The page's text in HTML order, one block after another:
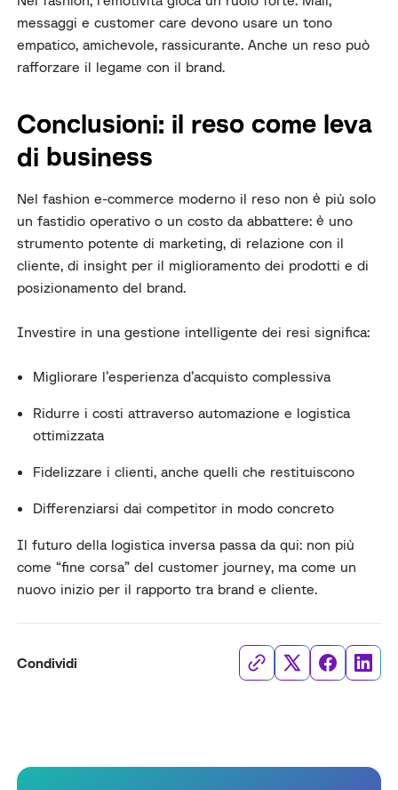
messaggi e customer care devono usare un tono
empatico, amichevole, rassicurante. Anche un reso può
rafforzare il legame con il brand.
Conclusioni: il reso come leva
di business
Nel fashion e-commerce moderno il reso non è più solo
un fastidio operativo o un costo da abbattere: è uno
strumento potente di marketing, di relazione con il
cliente, di insight per il miglioramento dei prodotti e di
posizionamento del brand.
Investire in una gestione intelligente dei resi significa:
Migliorare l’esperienza d’acquisto complessiva
Ridurre i costi attraverso automazione e logistica
ottimizzata
Fidelizzare i clienti, anche quelli che restituiscono
Differenziarsi dai competitor in modo concreto
Il futuro della logistica inversa passa da qui: non più
come “fine corsa” del customer journey, ma come un
nuovo inizio per il rapporto tra brand e cliente.
Condividi